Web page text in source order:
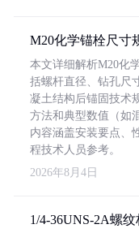
M20化学锚栓尺寸
本文详细解析M20化
括螺杆直径、钻孔尺
凝土结构后锚固技术
方法和典型数值（如
内容涵盖安装要点、
程技术人员参考。
2026年8月4日
1/4-36UNS-2A螺